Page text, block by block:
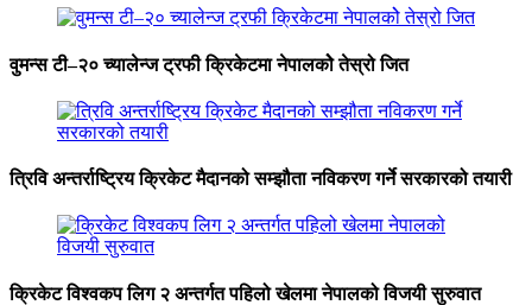
वुमन्स टी–२० च्यालेन्ज ट्रफी क्रिकेटमा नेपालकोे तेस्रो जित
त्रिवि अन्तर्राष्ट्रिय क्रिकेट मैदानको सम्झौता नविकरण गर्ने सरकारको तयारी
क्रिकेट विश्वकप लिग २ अन्तर्गत पहिलो खेलमा नेपालको विजयी सुरुवात